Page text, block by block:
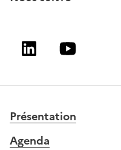
LinkedinYoutube
Présentation
Agenda